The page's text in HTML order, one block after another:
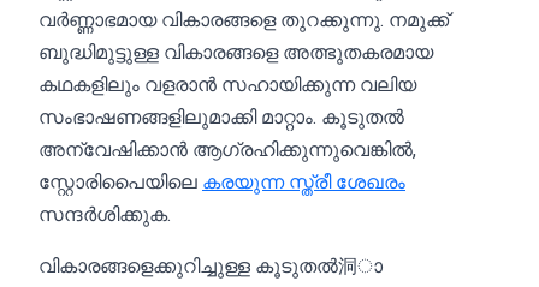
വർണ്ണാഭമായ വികാരങ്ങളെ തുറക്കുന്നു. നമുക്ക്
ബുദ്ധിമുട്ടുള്ള വികാരങ്ങളെ അത്ഭുതകരമായ
കഥകളിലും വളരാൻ സഹായിക്കുന്ന വലിയ
സംഭാഷണങ്ങളിലുമാക്കി മാറ്റാം. കൂടുതൽ
അന്വേഷിക്കാൻ ആഗ്രഹിക്കുന്നുവെങ്കിൽ,
സ്റ്റോരിപൈയിലെ കരയുന്ന സ്ത്രീ ശേഖരം
സന്ദർശിക്കുക.
വികാരങ്ങളെക്കുറിച്ചുള്ള കൂടുതൽ洞ാ